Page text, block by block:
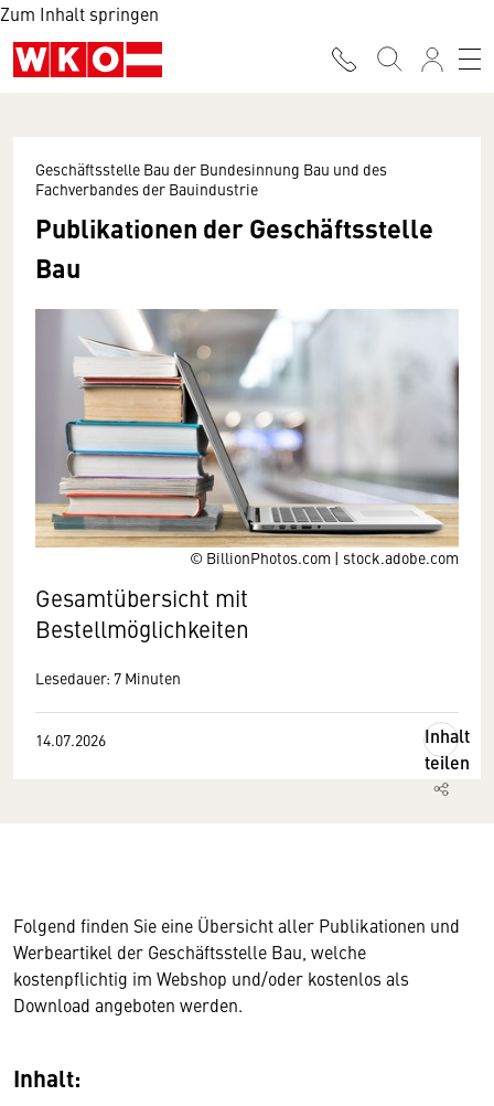
Zum Inhalt springen
© BillionPhotos.com | stock.adobe.com
Geschäftsstelle Bau der Bundesinnung Bau und des
Fachverbandes der Bauindustrie
Publikationen der Geschäftsstelle
Bau
Gesamtübersicht mit
Bestellmöglichkeiten
Lesedauer: 7 Minuten
14.07.2026
Inhalt
teilen
Folgend finden Sie eine Übersicht aller Publikationen und
Werbeartikel der Geschäftsstelle Bau, welche
kostenpflichtig im Webshop und/oder kostenlos als
Download angeboten werden.
Inhalt: